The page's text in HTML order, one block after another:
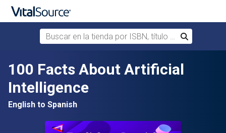
Saltar al contenido principal
Buscar en la tienda por ISBN, título o autor
Buscar
100 Facts About Artificial
Intelligence
English to Spanish